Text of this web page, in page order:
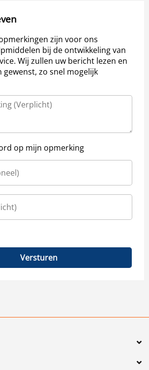
zijn voor ons
bij de ontwikkeling van
Wij zullen uw bericht lezen en
gewenst, zo snel mogelijk
op mijn opmerking
Versturen